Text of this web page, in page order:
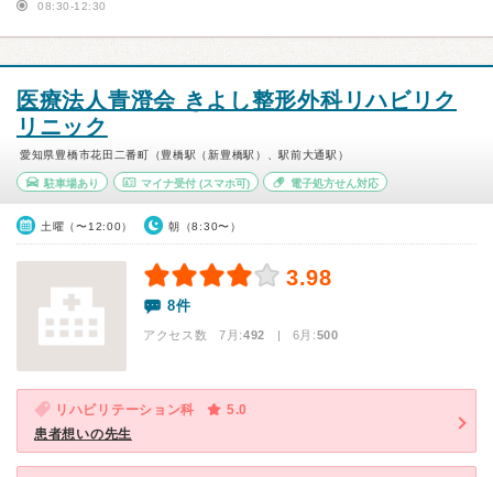
08:30-12:30
医療法人青澄会 きよし整形外科リハビリク
リニック
愛知県豊橋市花田二番町（豊橋駅（新豊橋駅）、駅前大通駅）
駐車場あり マイナ受付(スマホ可) 電子処方せん対応
土曜（〜12:00） 朝（8:30〜）
3.98
8件
アクセス数 7月:492 | 6月:500
リハビリテーション科
5.0
患者想いの先生